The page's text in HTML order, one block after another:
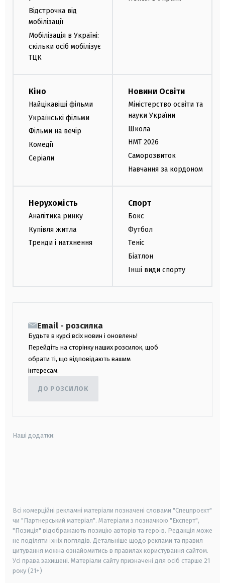
Відстрочка від
мобілізації
Мобілізація в Україні:
скільки осіб мобілізує
ТЦК
Кіно
Найцікавіші фільми
Українські фільми
Фільми на вечір
Комедії
Серіали
Новини Освіти
Міністерство освіти та
науки України
Школа
НМТ 2026
Саморозвиток
Навчання за кордоном
Нерухомість
Аналітика ринку
Купівля житла
Тренди і натхнення
Спорт
Бокс
Футбол
Теніс
Біатлон
Інші види спорту
Email - розсилка
Будьте в курсі всіх новин і оновлень!
Перейдіть на сторінку наших розсилок, щоб
обрати ті, що відповідають вашим
інтересам.
ДО РОЗСИЛОК
Наші додатки:
Всі комерційні рекламні матеріали позначені словами "Спецпроєкт"
чи "Партнерський матеріал". Матеріали з позначкою "Експерт",
"Позиція" відображають позицію авторів та героїв. Редакція може
не поділяти їхніх поглядів. Детальніше щодо реклами та правил
цитування можна ознайомитись в правилах користування сайтом.
Усі права захищені. Матеріали сайту призначені для осіб старше 21
року (21+)